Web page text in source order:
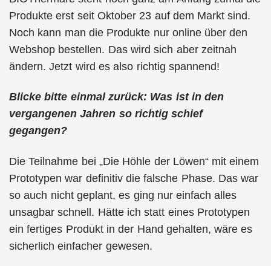
Produkte erst seit Oktober 23 auf dem Markt sind.
Noch kann man die Produkte nur online über den
Webshop bestellen. Das wird sich aber zeitnah
ändern. Jetzt wird es also richtig spannend!
Blicke bitte einmal zurück: Was ist in den
vergangenen Jahren so richtig schief
gegangen?
Die Teilnahme bei „Die Höhle der Löwen“ mit einem
Prototypen war definitiv die falsche Phase. Das war
so auch nicht geplant, es ging nur einfach alles
unsagbar schnell. Hätte ich statt eines Prototypen
ein fertiges Produkt in der Hand gehalten, wäre es
sicherlich einfacher gewesen.